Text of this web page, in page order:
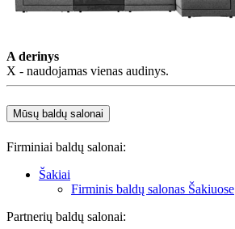
A derinys
X - naudojamas vienas audinys.
Mūsų baldų salonai
Firminiai baldų salonai:
Šakiai
Firminis baldų salonas Šakiuose
Partnerių baldų salonai: